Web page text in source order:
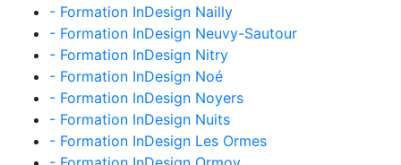
- Formation InDesign Nailly
- Formation InDesign Neuvy-Sautour
- Formation InDesign Nitry
- Formation InDesign Noé
- Formation InDesign Noyers
- Formation InDesign Nuits
- Formation InDesign Les Ormes